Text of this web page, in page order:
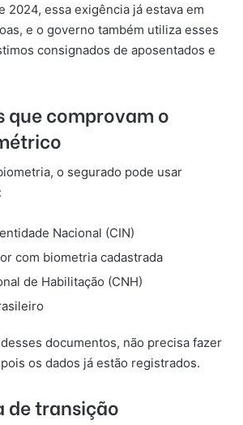
2024, essa exigência já estava em
e o governo também utiliza esses
consignados de aposentados e
que comprovam o
o segurado pode usar
Nacional (CIN)
com biometria cadastrada
de Habilitação (CNH)
documentos, não precisa fazer
os dados já estão registrados.
de transição